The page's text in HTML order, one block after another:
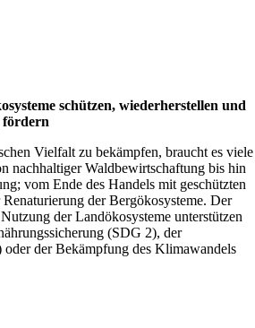
schüt­zen, wie­der­her­stel­len und
för­dern
Vielfalt zu bekämpfen, braucht es viele
nachhaltiger Waldbewirtschaftung bis hin
vom Ende des Handels mit geschützten
der Bergökosysteme. Der
der Landökosysteme unterstützen
(SDG 2), der
oder der Bekämpfung des Klimawandels